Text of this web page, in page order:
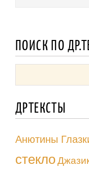
ПОИСК ПО
ДРТЕКСТЫ
Анютины
стекло